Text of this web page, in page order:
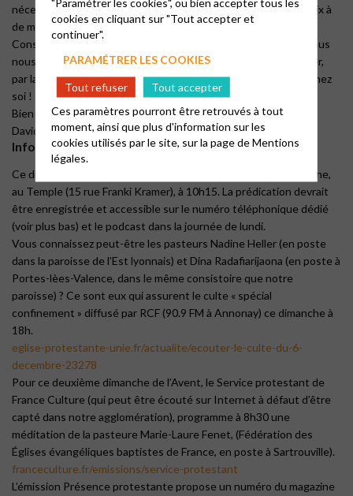
nécessité. Chaque jour, nous nous trouvons devant un tel choix à
de multiples reprises.
Conscients de nos décisions mal ajustées dans ce domaine, nous
nous ouvrons au pardon de Dieu. Et nous pouvons alors le louer,
par la prière, par le chant, lors d’un culte au temple, ou même chez
soi !
Bien fraternellement,
David Veldhuizen
Informations pratiques
Ce dimanche 6, nous aurons un culte « en présentiel » avec Cène,
au Temple (15 rue Franki Kramer), à 10h15. La prédication devrait
être enregistrée et accessible sur le numéro téléphonique dédié
(voir plus bas) et le podcast dans la journée de lundi.
Vous connaissez peut-être les pasteurs Nadine Heller (en poste
dans la paroisse de l’Est lyonnais) et Dina Radafiarijaona (en poste à
Portes-lèes-Valence, dans le même consistoire que notre
paroisse) ? Ce sont eux qui assurent le culte « spécial
confinement » diffusé par RCF (90.9 FM à Annonay) ce dimanche à
18h.
eglise-protestante-unie.fr/actualite/ecouter-le-culte-du-6-
decembre-23278
Pour ce deuxième dimanche de l’Avent, le Service protestant de
France Culture (qui peut être écouté sur Internet à défaut d’être
capté dans notre agglomération), programme à 8h30 une
méditation de la pasteure Marie-Laure Fenet, (Fédération des
Églises évangéliques baptistes de France, en poste à Sartrouville).
franceculture.fr/emissions/service-protestant
L’émission Présence protestante propose un numéro du magazine
cookies en cliquant sur "Tout accepter et
continuer".
PARAMÉTRER LES COOKIES
Tout refuser
Tout accepter
Ces paramètres pourront être retrouvés à tout
moment, ainsi que plus d'information sur les
cookies utilisés par le site, sur la page deMentions
légales.